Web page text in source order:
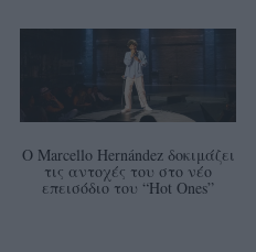
Ο Marcello Hernández δοκιμάζει
τις αντοχές του στο νέο
επεισόδιο του “Hot Ones”